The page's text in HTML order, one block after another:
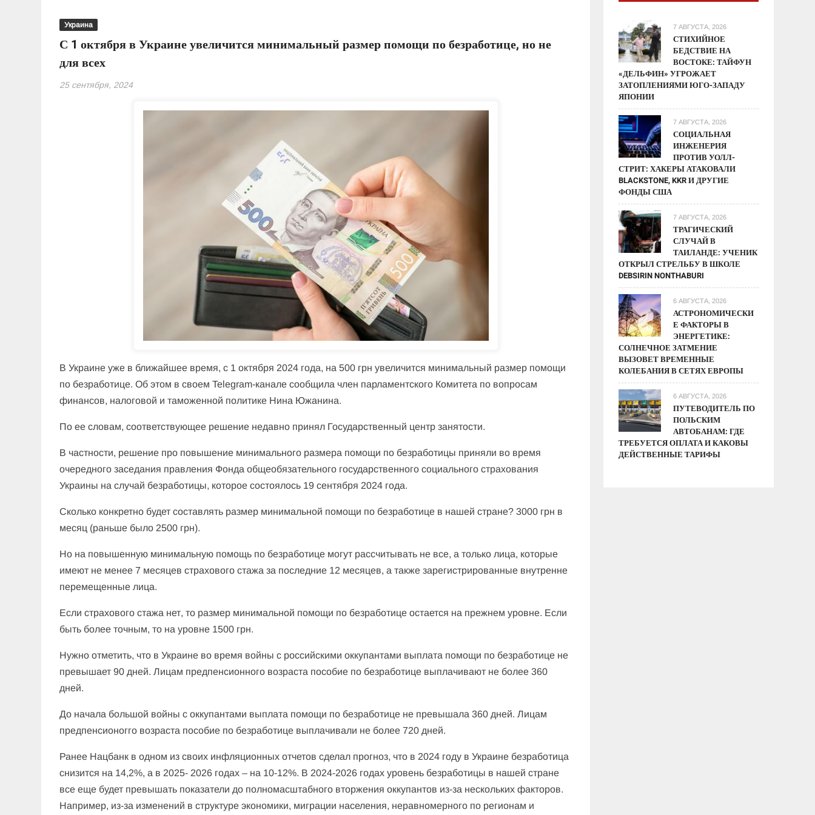
Украина
С 1 октября в Украине увеличится минимальный размер помощи по безработице, но не
для всех
25 сентября, 2024
В Украине уже в ближайшее время, с 1 октября 2024 года, на 500 грн увеличится минимальный размер помощи
по безработице. Об этом в своем Telegram-канале сообщила член парламентского Комитета по вопросам
финансов, налоговой и таможенной политике Нина Южанина.
По ее словам, соответствующее решение недавно принял Государственный центр занятости.
В частности, решение про повышение минимального размера помощи по безработицы приняли во время
очередного заседания правления Фонда общеобязательного государственного социального страхования
Украины на случай безработицы, которое состоялось 19 сентября 2024 года.
Сколько конкретно будет составлять размер минимальной помощи по безработице в нашей стране? 3000 грн в
месяц (раньше было 2500 грн).
Но на повышенную минимальную помощь по безработице могут рассчитывать не все, а только лица, которые
имеют не менее 7 месяцев страхового стажа за последние 12 месяцев, а также зарегистрированные внутренне
перемещенные лица.
Если страхового стажа нет, то размер минимальной помощи по безработице остается на прежнем уровне. Если
быть более точным, то на уровне 1500 грн.
Нужно отметить, что в Украине во время войны с российскими оккупантами выплата помощи по безработице не
превышает 90 дней. Лицам предпенсионного возраста пособие по безработице выплачивают не более 360
дней.
До начала большой войны с оккупантами выплата помощи по безработице не превышала 360 дней. Лицам
предпенсионогго возраста пособие по безработице выплачивали не более 720 дней.
Ранее Нацбанк в одном из своих инфляционных отчетов сделал прогноз, что в 2024 году в Украине безработица
снизится на 14,2%, а в 2025- 2026 годах – на 10-12%. В 2024-2026 годах уровень безработицы в нашей стране
все еще будет превышать показатели до полномасштабного вторжения оккупантов из-за нескольких факторов.
Например, из-за изменений в структуре экономики, миграции населения, неравномерного по регионам и
7 АВГУСТА, 2026
СТИХИЙНОЕ
БЕДСТВИЕ НА
ВОСТОКЕ: ТАЙФУН
«ДЕЛЬФИН» УГРОЖАЕТ
ЗАТОПЛЕНИЯМИ ЮГО-ЗАПАДУ
ЯПОНИИ
7 АВГУСТА, 2026
СОЦИАЛЬНАЯ
ИНЖЕНЕРИЯ
ПРОТИВ УОЛЛ-
СТРИТ: ХАКЕРЫ АТАКОВАЛИ
BLACKSTONE, KKR И ДРУГИЕ
ФОНДЫ США
7 АВГУСТА, 2026
ТРАГИЧЕСКИЙ
СЛУЧАЙ В
ТАИЛАНДЕ: УЧЕНИК
ОТКРЫЛ СТРЕЛЬБУ В ШКОЛЕ
DEBSIRIN NONTHABURI
6 АВГУСТА, 2026
АСТРОНОМИЧЕСКИ
Е ФАКТОРЫ В
ЭНЕРГЕТИКЕ:
СОЛНЕЧНОЕ ЗАТМЕНИЕ
ВЫЗОВЕТ ВРЕМЕННЫЕ
КОЛЕБАНИЯ В СЕТЯХ ЕВРОПЫ
6 АВГУСТА, 2026
ПУТЕВОДИТЕЛЬ ПО
ПОЛЬСКИМ
АВТОБАНАМ: ГДЕ
ТРЕБУЕТСЯ ОПЛАТА И КАКОВЫ
ДЕЙСТВЕННЫЕ ТАРИФЫ